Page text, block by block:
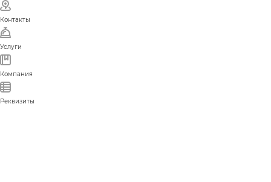
Контакты
Услуги
Компания
Реквизиты